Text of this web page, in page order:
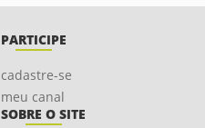
PARTICIPE
cadastre-se
meu canal
SOBRE O SITE